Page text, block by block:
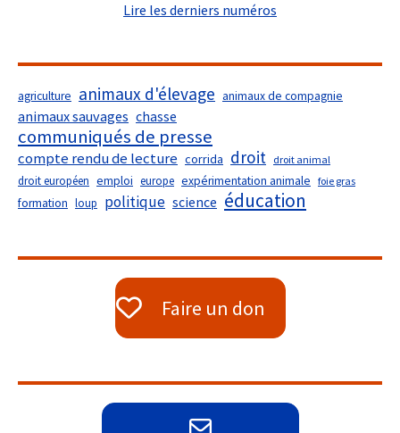
Lire les derniers numéros
agriculture animaux d'élevage animaux de compagnie
animaux sauvages chasse
communiqués de presse
compte rendu de lecture corrida droit droit animal
droit européen emploi europe expérimentation animale foie gras
formation loup politique science éducation
Faire un don